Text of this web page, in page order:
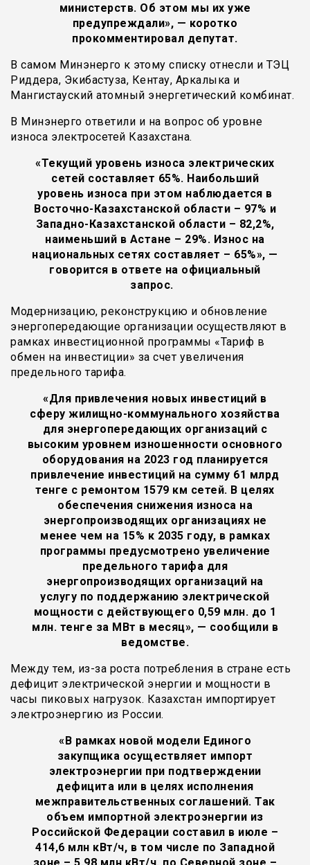
министерств. Об этом мы их уже
предупреждали», — коротко
прокомментировал депутат.
В самом Минэнерго к этому списку отнесли и ТЭЦ
Риддера, Экибастуза, Кентау, Аркалыка и
Мангистауский атомный энергетический комбинат.
В Минэнерго ответили и на вопрос об уровне
износа электросетей Казахстана.
«Текущий уровень износа электрических
сетей составляет 65%. Наибольший
уровень износа при этом наблюдается в
Восточно-Казахстанской области – 97% и
Западно-Казахстанской области – 82,2%,
наименьший в Астане – 29%. Износ на
национальных сетях составляет – 65%», —
говорится в ответе на официальный
запрос.
Модернизацию, реконструкцию и обновление
энергопередающие организации осуществляют в
рамках инвестиционной программы «Тариф в
обмен на инвестиции» за счет увеличения
предельного тарифа.
«Для привлечения новых инвестиций в
сферу жилищно-коммунального хозяйства
для энергопередающих организаций с
высоким уровнем изношенности основного
оборудования на 2023 год планируется
привлечение инвестиций на сумму 61 млрд
тенге с ремонтом 1579 км сетей. В целях
обеспечения снижения износа на
энергопроизводящих организациях не
менее чем на 15% к 2035 году, в рамках
программы предусмотрено увеличение
предельного тарифа для
энергопроизводящих организаций на
услугу по поддержанию электрической
мощности с действующего 0,59 млн. до 1
млн. тенге за МВт в месяц», — сообщили в
ведомстве.
Между тем, из-за роста потребления в стране есть
дефицит электрической энергии и мощности в
часы пиковых нагрузок. Казахстан импортирует
электроэнергию из России.
«В рамках новой модели Единого
закупщика осуществляет импорт
электроэнергии при подтверждении
дефицита или в целях исполнения
межправительственных соглашений. Так
объем импортной электроэнергии из
Российской Федерации составил в июле –
414,6 млн кВт/ч, в том числе по Западной